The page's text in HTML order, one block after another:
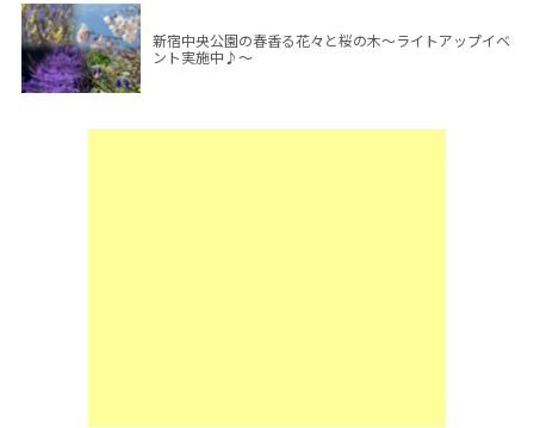
新宿中央公園の春香る花々と桜の木～ライトアップイベ
ント実施中♪～